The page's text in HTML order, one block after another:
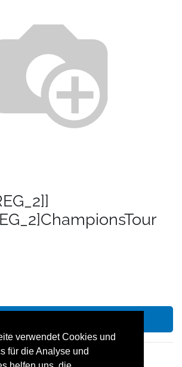
verwendet Cookies und
für die Analyse und
Garantie